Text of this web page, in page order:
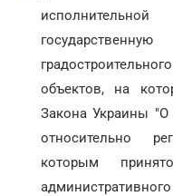
объектов, на
Закона Украины "О
относительно
которым